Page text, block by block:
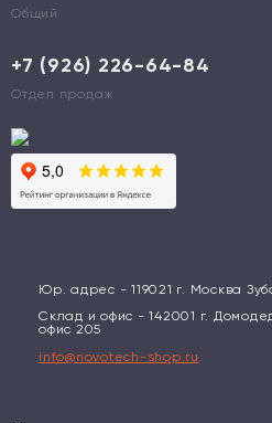
Общий
+7 (926) 226-64-84
Отдел продаж
Юр. адрес - 119021 г. Москва
Склад и офис - 142001 г.
офис 205
info@novotech-shop.ru